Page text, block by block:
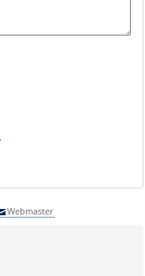
Webmaster